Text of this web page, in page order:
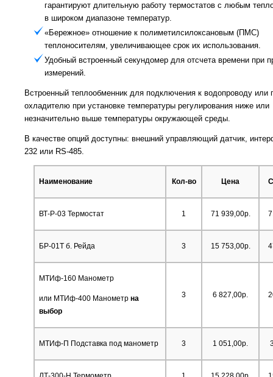
гарантируют длительную работу термостатов с любым
в широком диапазоне температур.
«Бережное» отношение к полиметилсилоксановым (ПМС)
теплоносителям, увеличивающее срок их использования.
Удобный встроенный секундомер для отсчета времени при
измерений.
Встроенный теплообменник для подключения к водопроводу или
охладителю при установке температуры регулирования ниже или
незначительно выше температуры окружающей среды.
В качестве опций доступны: внешний управляющий датчик,
232 или RS-485.
Наименование Кол-во Цена
ВТ-Р-03 Термостат 1 71 939,00р.
БР-01Т б. Рейда 3 15 753,00р.
МТИф-160 Манометр
или МТИф-400 Манометр на
выбор
3 6 827,00р.
МТИф-П Подставка под манометр 3 1 051,00р.